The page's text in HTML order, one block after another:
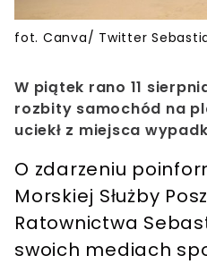
fot. Canva/ Twitter
W piątek rano 11
rozbity samochód na
uciekł z miejsca
O zdarzeniu
Morskiej Służby
Ratownictwa
swoich mediach